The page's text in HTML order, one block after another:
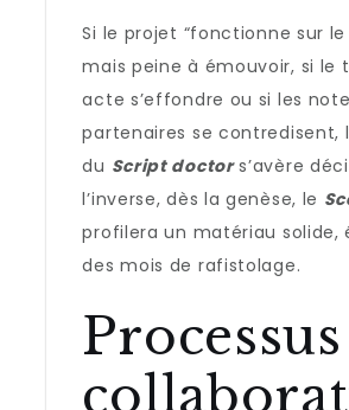
Si le projet “fonctionne sur le
mais peine à émouvoir, si le
acte s’effondre ou si les
partenaires se contredisent,
du Script doctors’avère
l’inverse, dès la genèse, le
profilera un matériau solide,
des mois de rafistolage.